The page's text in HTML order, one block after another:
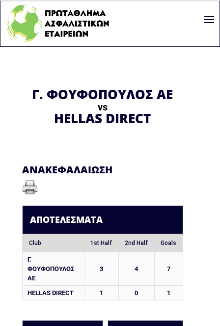
Γ. ΦΟΥΦΟΠΟΥΛΟΣ ΑΕ
vs
HELLAS DIRECT
ΑΝΑΚΕΦΑΛΑΊΩΣΗ
ΑΠΟΤΕΛΈΣΜΑΤΑ
Club 1st Half 2nd Half Goals
Γ.
ΦΟΥΦΟΠΟΥΛΟΣ
ΑΕ
3 4 7
HELLAS DIRECT 1 0 1